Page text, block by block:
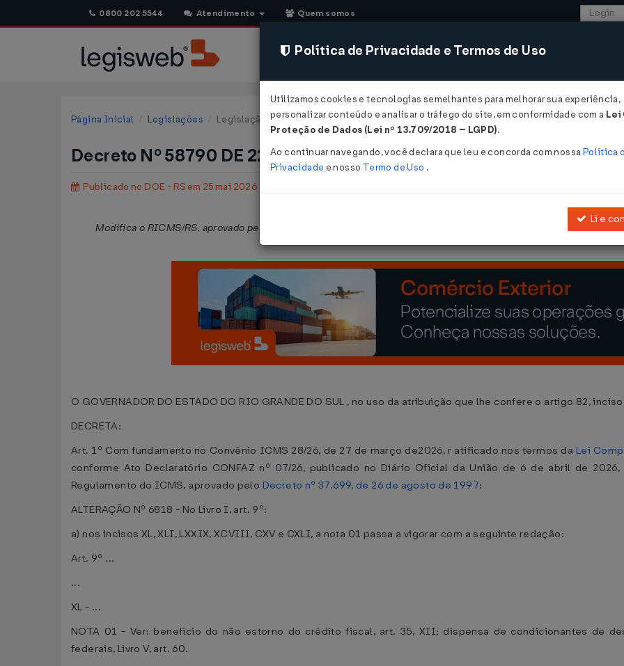
0800 202 5544 Atendimento Quem somos
CONSULTORIA SISTEMAS COMÉRCIO
Página Inicial Legislações Legislação Estadual - Rio Grande do Sul
Decreto Nº 58790 DE 22/05/2026
Publicado no DOE - RS em 25 mai 2026
Modifica o RICMS/RS, aprovado pelo , que dispõe sobre as regras de não estorno do
O GOVERNADOR DO ESTADO DO RIO GRANDE DO SUL , no uso da atribuição que lhe confere o artigo 82,
DECRETA:
Art. 1º Com fundamento no Convênio ICMS 28/26, de 27 de março de2026, r atificado nos termos da Lei
conforme Ato Declaratório CONFAZ nº 07/26, publicado no Diário Oficial da União de 6 de abril de
Regulamento do ICMS, aprovado pelo Decreto nº 37.699, de 26 de agosto de 1997:
ALTERAÇÃO Nº 6818 - No Livro I, art. 9º:
a) nos incisos XL, XLI, LXXIX, XCVIII, CXV e CXLI, a nota 01 passa a vigorar com a seguinte redação:
Art. 9º ...
...
XL - ...
NOTA 01 - Ver: benefício do não estorno do crédito fiscal, art. 35, XII; dispensa de condicionantes de
federais, Livro V, art. 60.
Política de Privacidade e Termos de Uso
Utilizamos cookies e tecnologias semelhantes para melhorar sua experiência,
personalizar conteúdo e analisar o tráfego do site, em conformidade com a Lei
Proteção de Dados (Lei nº 13.709/2018 – LGPD).
Ao continuar navegando, você declara que leu e concorda com nossa Política
Privacidade e nosso Termo de Uso .
Li e